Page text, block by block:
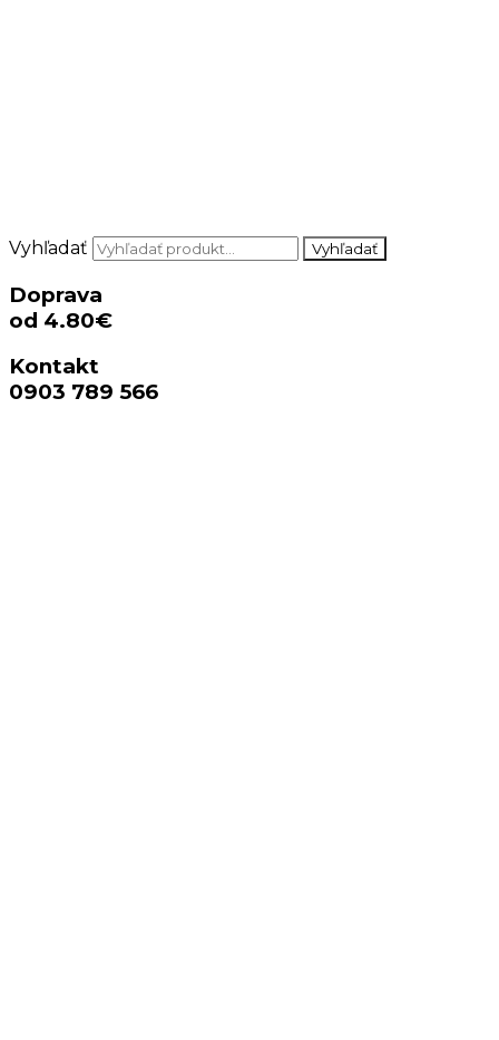
Vyhľadať Vyhľadať
Doprava
od 4.80€
Kontakt
0903 789 566